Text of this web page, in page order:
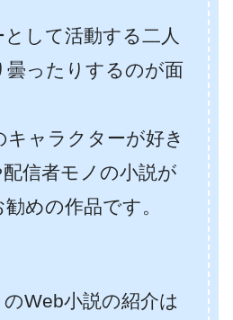
して活動する二人
曇ったりするのが面
ャラクターが好き
信者モノの小説が
めの作品です。
Web小説の紹介は